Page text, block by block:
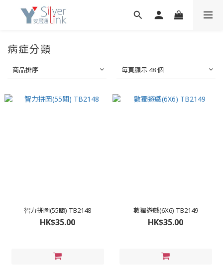
病症分類
商品排序 每頁顯示 48 個
智力拼圖(55關) TB2148
HK$35.00
數獨遊戲(6X6) TB2149
HK$35.00